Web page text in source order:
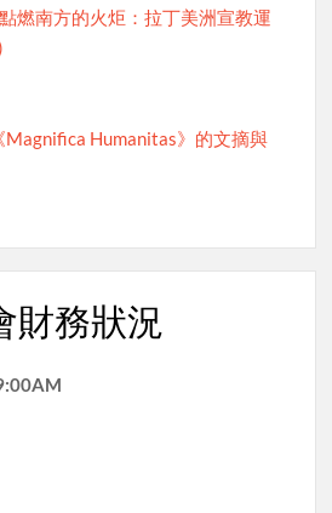
燃南方的火炬：拉丁美洲宣教運
Humanitas》的文摘與
財務狀況